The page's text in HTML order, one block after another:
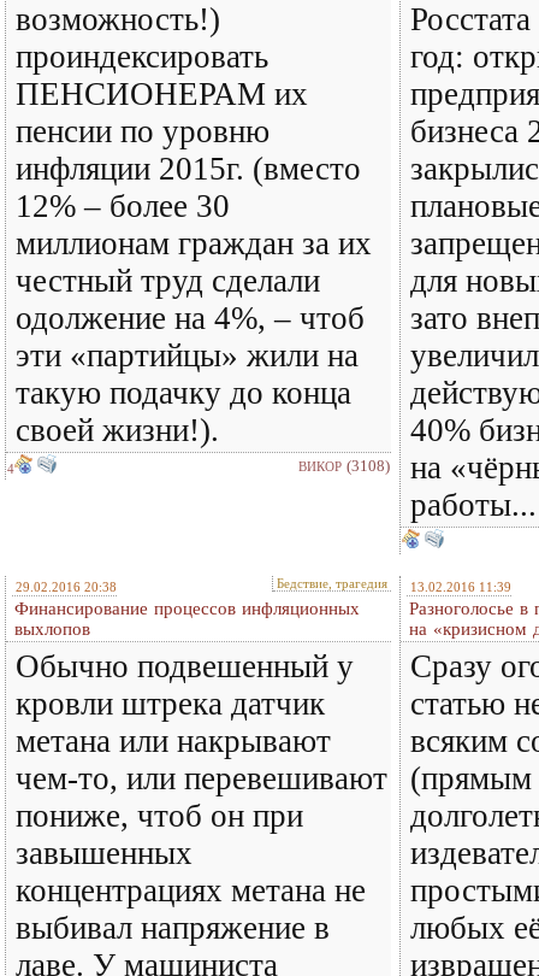
возможность!)
проиндексировать
ПЕНСИОНЕРАМ их
пенсии по уровню
инфляции 2015г. (вместо
12% – более 30
миллионам граждан за их
честный труд сделали
одолжение на 4%, – чтоб
эти «партийцы» жили на
такую подачку до конца
своей жизни!).
4 ВИКОР (3108)
год:
бизнеса
для
зато
40%
на
работы...
29.02.2016 20:38 Бедствие, трагедия
Финансирование процессов инфляционных
выхлопов
Обычно подвешенный у
кровли штрека датчик
метана или накрывают
чем-то, или перевешивают
пониже, чтоб он при
завышенных
концентрациях метана не
выбивал напряжение в
лаве. У машиниста
13.02.2016 11:39
Разноголосье в
на «кризисном
Сразу
статью
всяким
(прямым
любых